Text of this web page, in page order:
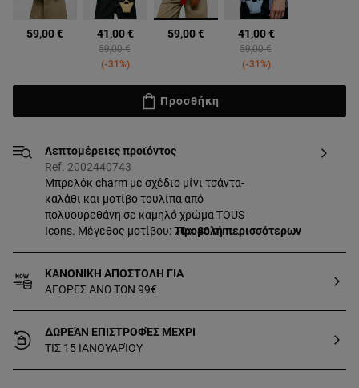
59,00 € 41,00 €
Price reduced from
59,00 €to
-31%
επιλεγμένα
59,00 € 41,00 €
Price reduced from
59,00 €to
-31%
Προσθήκη
Λεπτομέρειες προϊόντος
Ref. 2002440743
Μπρελόκ charm με σχέδιο μίνι τσάντα-
καλάθι και μοτίβο τουλίπα από
πολυουρεθάνη σε καμηλό χρώμα TOUS
Icons. Μέγεθος μοτίβου: 70 x 40 mm.Προβολή περισσότερων
ΚΑΝΟΝΙΚΗ ΑΠΟΣΤΟΛΗ ΓΙΑ
ΑΓΟΡΕΣ ΑΝΩ ΤΩΝ 99€
ΔΩΡΕΆΝ ΕΠΙΣΤΡΟΦΈΣ ΜΈΧΡΙ
ΤΙΣ 15 ΙΑΝΟΥΑΡΊΟΥ